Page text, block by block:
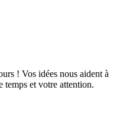
! Vos idées nous aident à
temps et votre attention.